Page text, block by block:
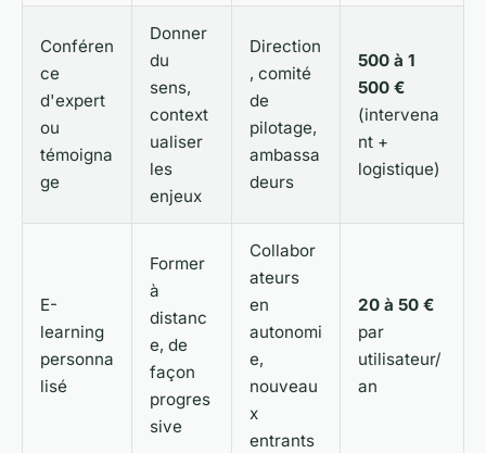
Conféren
ce
d'expert
ou
témoigna
ge
Donner
du
sens,
context
ualiser
les
enjeux
Direction
, comité
de
pilotage,
ambassa
deurs
500 à 1
500 €
(intervena
nt +
logistique)
E-
learning
personna
lisé
Former
à
distanc
e, de
façon
progres
sive
Collabor
ateurs
en
autonomi
e,
nouveau
x
entrants
20 à 50 €
par
utilisateur/
an